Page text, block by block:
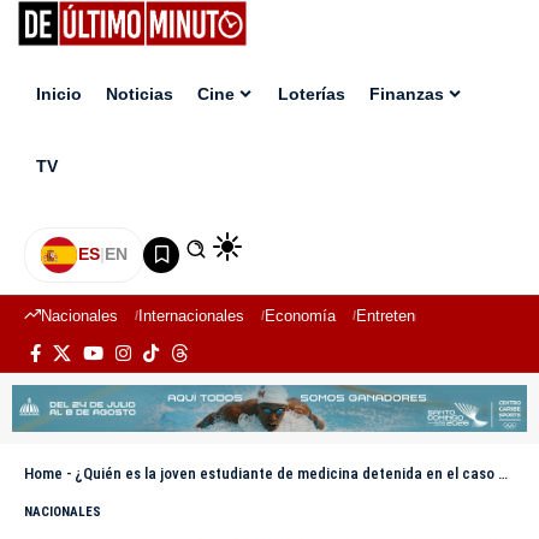
Inicio Noticias Cine Loterías Finanzas
TV
ES|EN
Nacionales Internacionales Economía Entretenimiento
Home - ¿Quién es la joven estudiante de medicina detenida en el caso Senasa?; abogado pide discreción
NACIONALES